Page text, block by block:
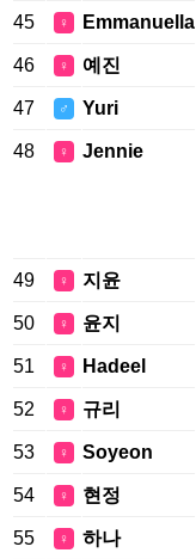
45 ♀ Emmanuella
46 ♀ 예진
47 ♂ Yuri
48 ♀ Jennie
49 ♀ 지윤
50 ♀ 윤지
51 ♀ Hadeel
52 ♀ 규리
53 ♀ Soyeon
54 ♀ 현정
55 ♀ 하나